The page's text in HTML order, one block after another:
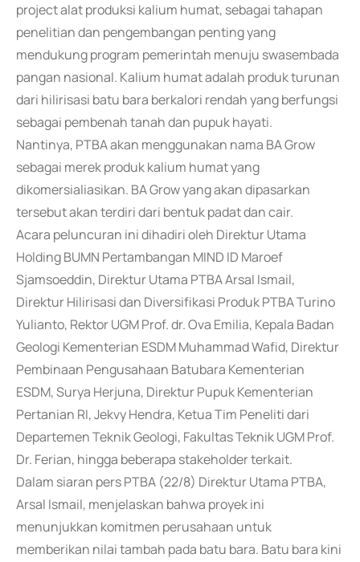
project alat produksi kalium humat, sebagai tahapan
penelitian dan pengembangan penting yang
mendukung program pemerintah menuju swasembada
pangan nasional. Kalium humat adalah produk turunan
dari hilirisasi batu bara berkalori rendah yang berfungsi
sebagai pembenah tanah dan pupuk hayati.
Nantinya, PTBA akan menggunakan nama BA Grow
sebagai merek produk kalium humat yang
dikomersialiasikan. BA Grow yang akan dipasarkan
tersebut akan terdiri dari bentuk padat dan cair.
Acara peluncuran ini dihadiri oleh Direktur Utama
Holding BUMN Pertambangan MIND ID Maroef
Sjamsoeddin, Direktur Utama PTBA Arsal Ismail,
Direktur Hilirisasi dan Diversifikasi Produk PTBA Turino
Yulianto, Rektor UGM Prof. dr. Ova Emilia, Kepala Badan
Geologi Kementerian ESDM Muhammad Wafid, Direktur
Pembinaan Pengusahaan Batubara Kementerian
ESDM, Surya Herjuna, Direktur Pupuk Kementerian
Pertanian RI, Jekvy Hendra, Ketua Tim Peneliti dari
Departemen Teknik Geologi, Fakultas Teknik UGM Prof.
Dr. Ferian, hingga beberapa stakeholder terkait.
Dalam siaran pers PTBA (22/8) Direktur Utama PTBA,
Arsal Ismail, menjelaskan bahwa proyek ini
menunjukkan komitmen perusahaan untuk
memberikan nilai tambah pada batu bara. Batu bara kini